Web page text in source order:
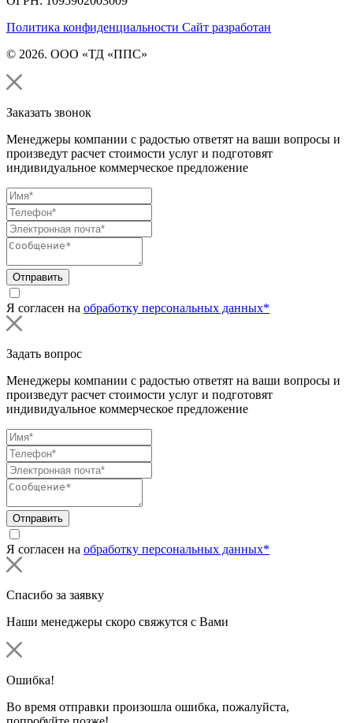
Политика конфиденциальности Сайт разработан
© 2026. ООО «ТД «ППС»
Заказать звонок
Менеджеры компании с радостью ответят на ваши вопросы и
произведут расчет стоимости услуг и подготовят
индивидуальное коммерческое предложение
Отправить
Я согласен на обработку персональных данных*
Задать вопрос
Менеджеры компании с радостью ответят на ваши вопросы и
произведут расчет стоимости услуг и подготовят
индивидуальное коммерческое предложение
Отправить
Я согласен на обработку персональных данных*
Спасибо за заявку
Наши менеджеры скоро свяжутся с Вами
Ошибка!
Во время отправки произошла ошибка, пожалуйста,